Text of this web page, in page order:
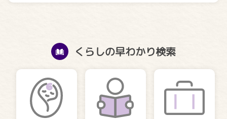
くらしの早わかり検索